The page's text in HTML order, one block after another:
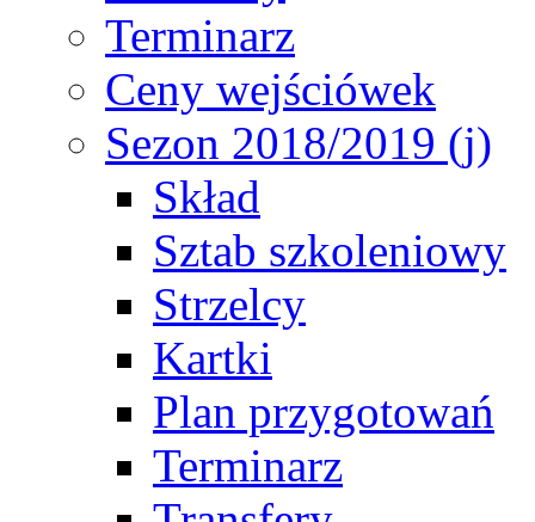
Terminarz
Ceny wejściówek
Sezon 2018/2019 (j)
Skład
Sztab szkoleniowy
Strzelcy
Kartki
Plan przygotowań
Terminarz